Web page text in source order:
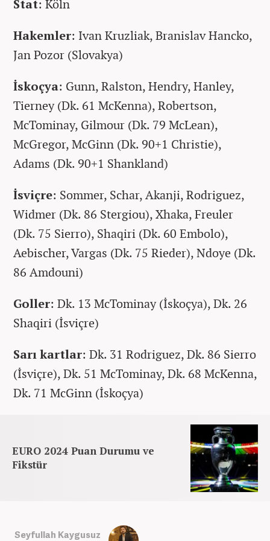
Stat: Köln
Hakemler: Ivan Kruzliak, Branislav Hancko,
Jan Pozor (Slovakya)
İskoçya: Gunn, Ralston, Hendry, Hanley,
Tierney (Dk. 61 McKenna), Robertson,
McTominay, Gilmour (Dk. 79 McLean),
McGregor, McGinn (Dk. 90+1 Christie),
Adams (Dk. 90+1 Shankland)
İsviçre: Sommer, Schar, Akanji, Rodriguez,
Widmer (Dk. 86 Stergiou), Xhaka, Freuler
(Dk. 75 Sierro), Shaqiri (Dk. 60 Embolo),
Aebischer, Vargas (Dk. 75 Rieder), Ndoye (Dk.
86 Amdouni)
Goller: Dk. 13 McTominay (İskoçya), Dk. 26
Shaqiri (İsviçre)
Sarı kartlar: Dk. 31 Rodriguez, Dk. 86 Sierro
(İsviçre), Dk. 51 McTominay, Dk. 68 McKenna,
Dk. 71 McGinn (İskoçya)
EURO 2024 Puan Durumu ve
Fikstür
Seyfullah Kaygusuz